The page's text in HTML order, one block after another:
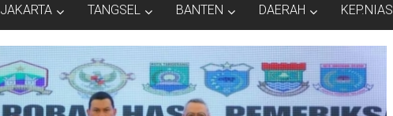
JAKARTA TANGSEL BANTEN DAERAH KEP.NIAS